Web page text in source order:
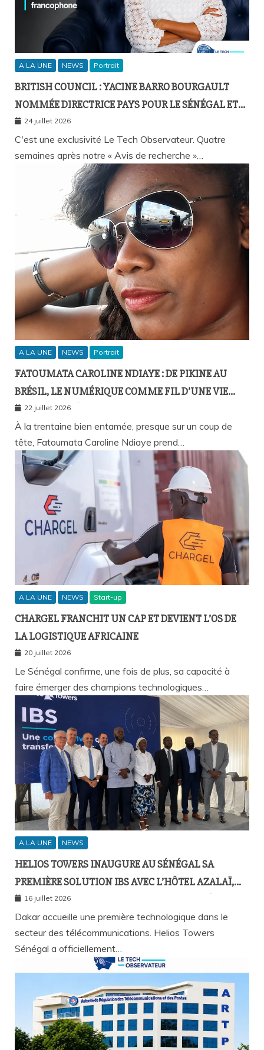
A LA UNE NEWS Portrait
BRITISH COUNCIL : YACINE BARRO BOURGAULT
NOMMÉE DIRECTRICE PAYS POUR LE SÉNÉGAL ET
L’AFRIQUE FRANCOPHONE
24 juillet 2026
C'est une exclusivité Le Tech Observateur. Quatre
semaines après notre « Avis de recherche »…
A LA UNE NEWS Portrait
FATOUMATA CAROLINE NDIAYE : DE PIKINE AU
BRÉSIL, LE NUMÉRIQUE COMME FIL D’UNE VIE
SANS FRONTIÈRES
22 juillet 2026
À la trentaine bien entamée, presque sur un coup de
tête, Fatoumata Caroline Ndiaye prend…
A LA UNE NEWS Start-up
CHARGEL FRANCHIT UN CAP ET DEVIENT L’OS DE
LA LOGISTIQUE AFRICAINE
20 juillet 2026
Le Sénégal confirme, une fois de plus, sa capacité à
faire émerger des champions technologiques…
A LA UNE NEWS
HELIOS TOWERS INAUGURE AU SÉNÉGAL SA
PREMIÈRE SOLUTION IBS AVEC L’HÔTEL AZALAÏ,
NOUVEAU STANDARD DE LA CONNECTIVITÉ
MOBILE À L’INTÉRIEUR DES BÂTIMENTS
16 juillet 2026
Dakar accueille une première technologique dans le
secteur des télécommunications. Helios Towers
Sénégal a officiellement…